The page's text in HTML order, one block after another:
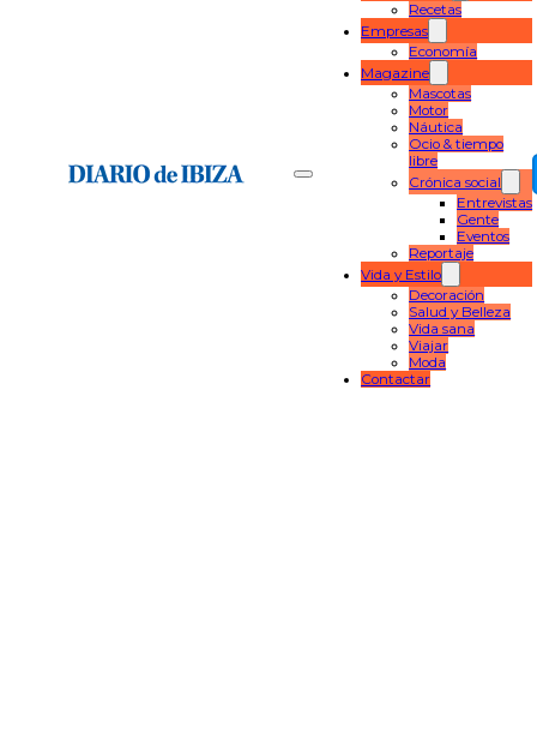
Recetas
Empresas
Economía
Magazine
Mascotas
Motor
Náutica
Ocio & tiempo
libre
Crónica social
Entrevistas
Gente
Eventos
Reportaje
Vida y Estilo
Decoración
Salud y Belleza
Vida sana
Viajar
Moda
Contactar